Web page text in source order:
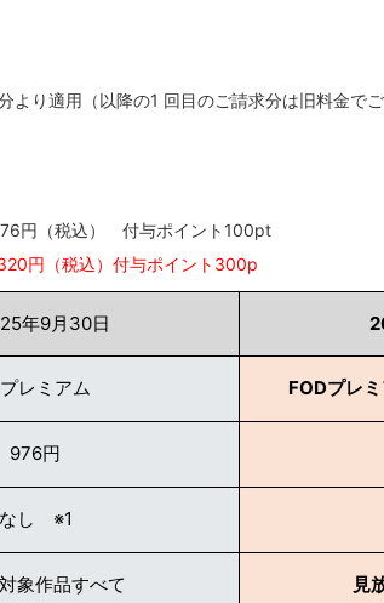
り適用（以降の1 回目のご請求分は旧料金でご
税込） 付与ポイント100pt
円（税込）付与ポイント300p
年9月30日
レミアム FODプレ
976円
なし ※1
象作品すべて 見